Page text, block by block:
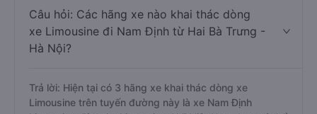
Câu hỏi: Các hãng xe nào khai thác dòng
xe Limousine đi Nam Định từ Hai Bà Trưng -
Hà Nội?
Trả lời: Hiện tại có 3 hãng xe khai thác dòng xe
Limousine trên tuyến đường này là xe Nam Định